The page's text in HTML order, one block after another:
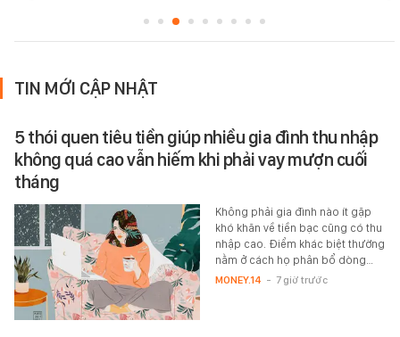
TIN MỚI CẬP NHẬT
5 thói quen tiêu tiền giúp nhiều gia đình thu nhập
không quá cao vẫn hiếm khi phải vay mượn cuối
tháng
Không phải gia đình nào ít gặp
khó khăn về tiền bạc cũng có thu
nhập cao. Điểm khác biệt thường
nằm ở cách họ phân bổ dòng…
MONEY.14 - 7 giờ trước